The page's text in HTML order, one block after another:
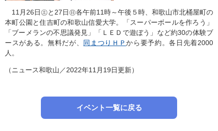
11月26日㊏と27日㊐各午前11時～午後５時、和歌山市北桶屋町の
本町公園と住吉町の和歌山信愛大学。「スーパーボールを作ろう」
「ブーメランの不思議発見」「ＬＥＤで遊ぼう」など約30の体験ブ
ースがある。無料だが、 同まつりＨＰから要予約。各日先着2000
人。
（ニュース和歌山／2022年11月19日更新）
イベント一覧に戻る